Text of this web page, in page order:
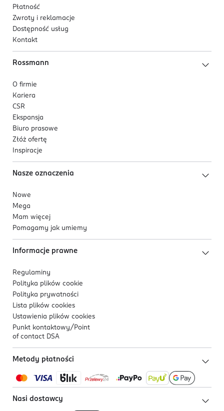
Płatność
Zwroty i reklamacje
Dostępność usług
Kontakt
Rossmann
O firmie
Kariera
CSR
Ekspansja
Biuro prasowe
Złóż ofertę
Inspiracje
Nasze oznaczenia
Nowe
Mega
Mam więcej
Pomagamy jak umiemy
Informacje prawne
Regulaminy
Polityka plików cookie
Polityka prywatności
Lista plików cookies
Ustawienia plików cookies
Punkt kontaktowy/ Point
of contact DSA
Metody płatności
Nasi dostawcy